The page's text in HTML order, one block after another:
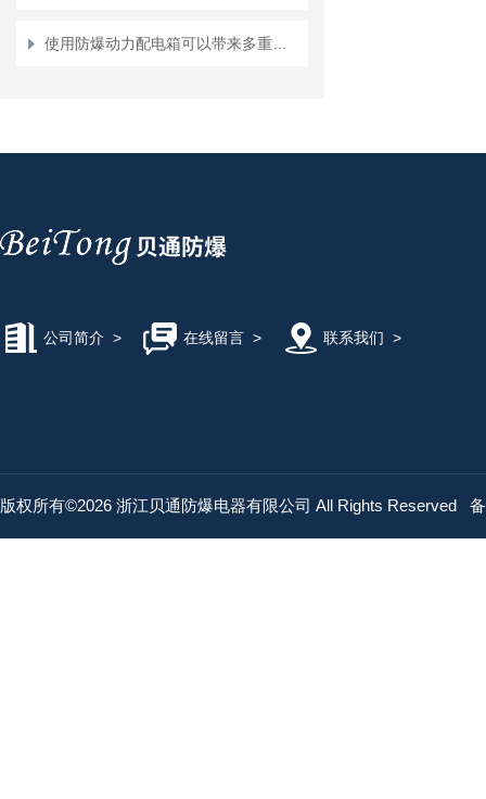
公司简介 > 在线留言> 联系我们 >
版权所有©2026 浙江贝通防爆电器有限公司 All Rights Reserved